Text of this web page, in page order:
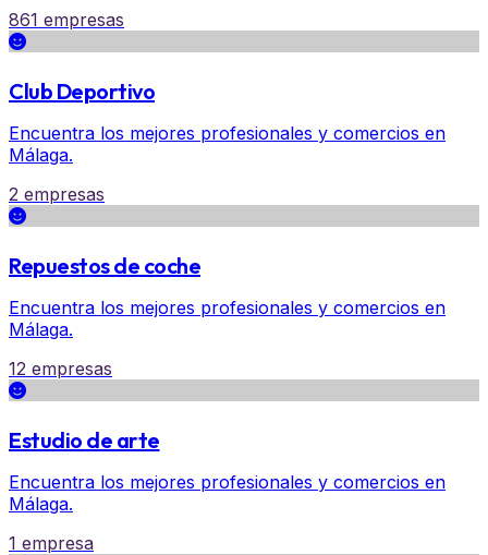
861 empresas
Club Deportivo
Encuentra los mejores profesionales y comercios en
Málaga.
2 empresas
Repuestos de coche
Encuentra los mejores profesionales y comercios en
Málaga.
12 empresas
Estudio de arte
Encuentra los mejores profesionales y comercios en
Málaga.
1 empresa